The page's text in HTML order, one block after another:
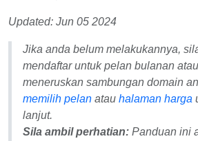
Updated: Jun 05 2024
Jika anda belum melakukannya,
mendaftar untuk pelan bulanan
meneruskan sambungan domain
memilih pelan atau halaman harga
lanjut.
Sila ambil perhatian: Panduan ini